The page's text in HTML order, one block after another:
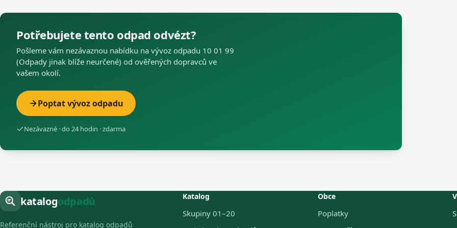
Potřebujete tento odpad odvézt?
Pošleme vám nezávaznou nabídku na vývoz odpadu 10 01 99
(Odpady jinak blíže neurčené) od ověřených dopravců ve
vašem okolí.
Poptat vývoz odpadu
Nezávazné · do 24 hodin · zdarma
katalogodpadů
Referenční nástroj pro katalog odpadů
Katalog
Skupiny 01–20
Obce
Poplatky